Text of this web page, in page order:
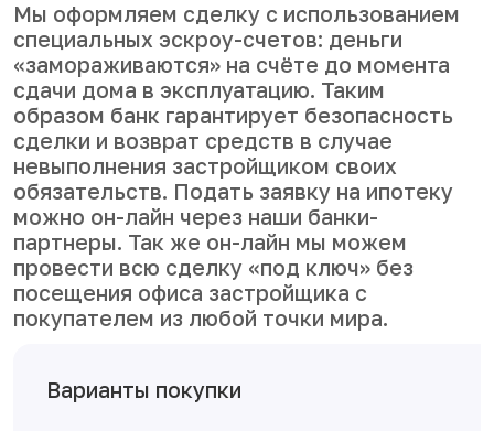
Мы оформляем сделку с использованием
специальных эскроу-счетов: деньги
«замораживаются» на счёте до момента
сдачи дома в эксплуатацию. Таким
образом банк гарантирует безопасность
сделки и возврат средств в случае
невыполнения застройщиком своих
обязательств. Подать заявку на ипотеку
можно он-лайн через наши банки-
партнеры. Так же он-лайн мы можем
провести всю сделку «под ключ» без
посещения офиса застройщика с
покупателем из любой точки мира.
Варианты покупки